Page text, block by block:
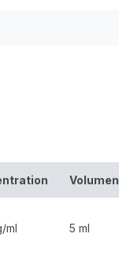
Volumen
ml 5 ml